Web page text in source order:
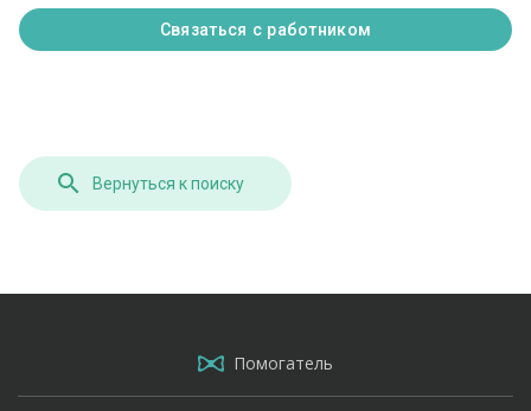
Связаться с работником
Вернуться к поиску
Помогатель